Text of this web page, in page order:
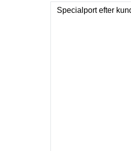
Specialport efter